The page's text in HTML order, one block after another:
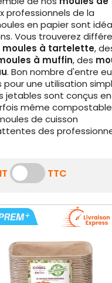
professionnels de la
en papier sont
Vous trouverez
moules à tartelette,
à muffin, des
. Bon nombre d'entre
une utilisation
jetables sont conçus
même
de cuisson
des
TTC